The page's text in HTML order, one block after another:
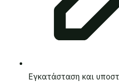
Εγκατάσταση και